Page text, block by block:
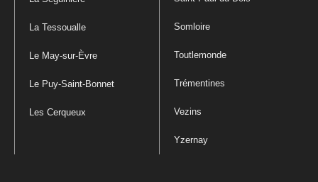
La Tessoualle
Le May-sur-Èvre
Le Puy-Saint-Bonnet
Les Cerqueux
Somloire
Toutlemonde
Trémentines
Vezins
Yzernay